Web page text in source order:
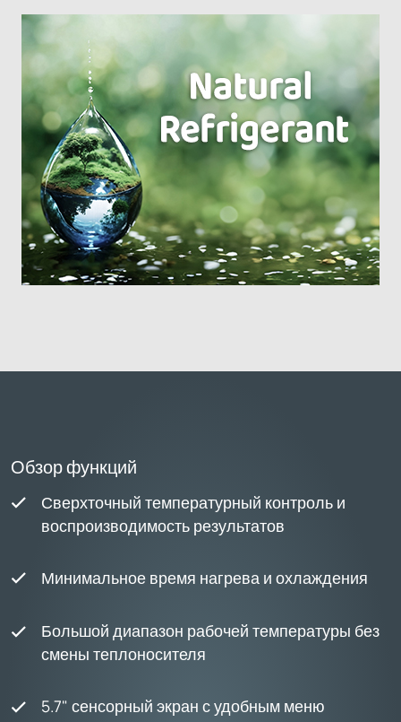
Обзор функций
Сверхточный температурный контроль и
воспроизводимость результатов
Минимальное время нагрева и охлаждения
Большой диапазон рабочей температуры без
смены теплоносителя
5.7" сенсорный экран с удобным меню